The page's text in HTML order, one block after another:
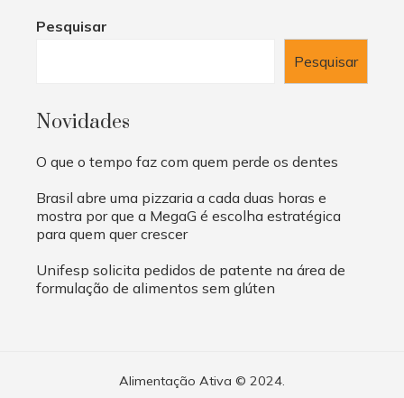
Pesquisar
Pesquisar
Novidades
O que o tempo faz com quem perde os dentes
Brasil abre uma pizzaria a cada duas horas e
mostra por que a MegaG é escolha estratégica
para quem quer crescer
Unifesp solicita pedidos de patente na área de
formulação de alimentos sem glúten
Alimentação Ativa © 2024.